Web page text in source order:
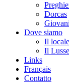
Dorcas
Giovani
Dove siamo
Il
Il
Links
Français
Contatto